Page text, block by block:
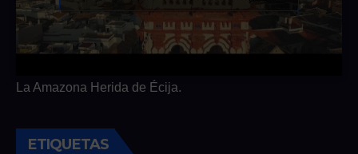
La Amazona Herida de Écija.
ETIQUETAS